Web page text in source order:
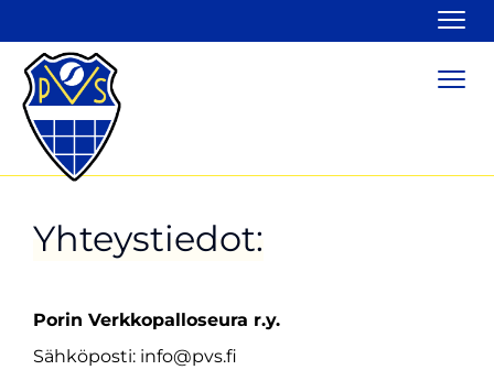
Yhteystiedot:
Porin Verkkopalloseura r.y.
Sähköposti: info@pvs.fi